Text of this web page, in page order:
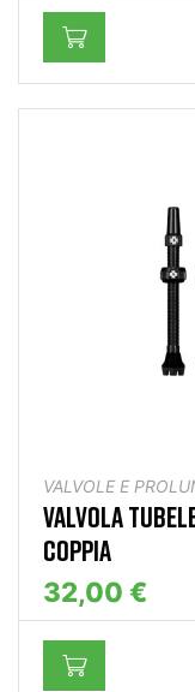
VALVOLE E
VALVOLA
COPPIA
32,00 €